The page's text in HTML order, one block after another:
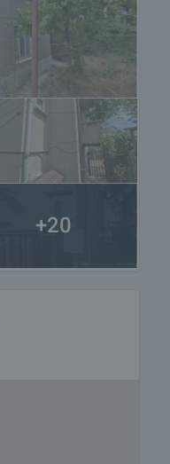
+20